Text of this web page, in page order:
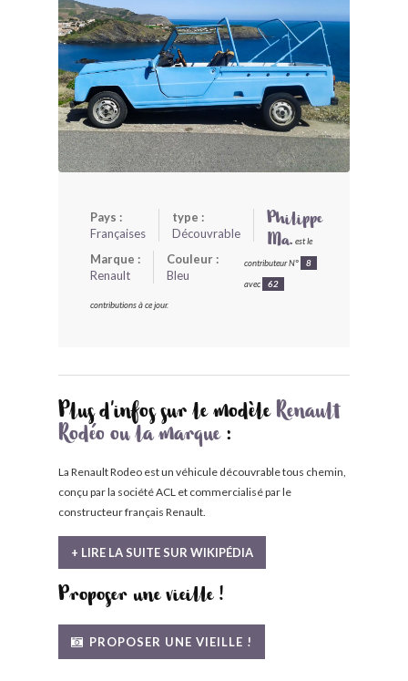
MODÈLES ET MARQUES
COMMENT FONCTIONNE BLV ?
Pays :
Françaises
type :
Découvrable
Marque :
Renault
Couleur :
Bleu
Philippe
Ma. est le
contributeur N° 8
avec 62
contributions à ce jour.
Plus d'infos sur le modèle Renault
Rodéo ou la marque:
La Renault Rodeo est un véhicule découvrable tous chemin,
conçu par la société ACL et commercialisé par le
constructeur français Renault.
+ LIRE LA SUITE SUR WIKIPÉDIA
Proposer une vieille !
PROPOSER UNE VIEILLE !